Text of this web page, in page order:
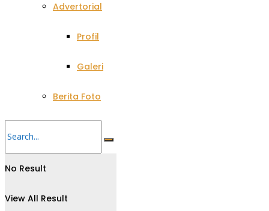
Advertorial
Profil
Galeri
Berita Foto
No Result
View All Result